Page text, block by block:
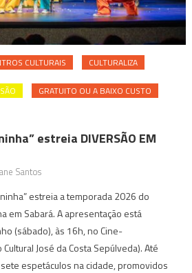
CULTURAIS CULTURALIZA
GRATUITO OU A BAIXO CUSTO
estreia DIVERSÃO EM
Santos
estreia a temporada 2026 do
em Sabará. A apresentação está
(sábado), às 16h, no Cine-
José da Costa Sepúlveda). Até
espetáculos na cidade, promovidos